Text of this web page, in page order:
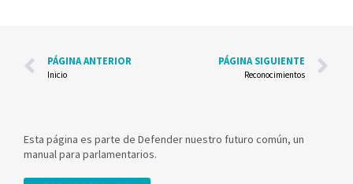
PÁGINA ANTERIOR
Inicio
PÁGINA SIGUIENTE
Reconocimientos
Esta página es parte de Defender nuestro futuro común, un
manual para parlamentarios.